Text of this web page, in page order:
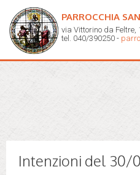
PARROCCHIA
via Vittorino da Feltre,
tel. 040/390250 -
Intenzioni del 30/